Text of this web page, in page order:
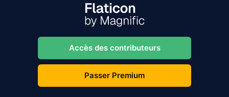
Accès des contributeurs
Passer Premium